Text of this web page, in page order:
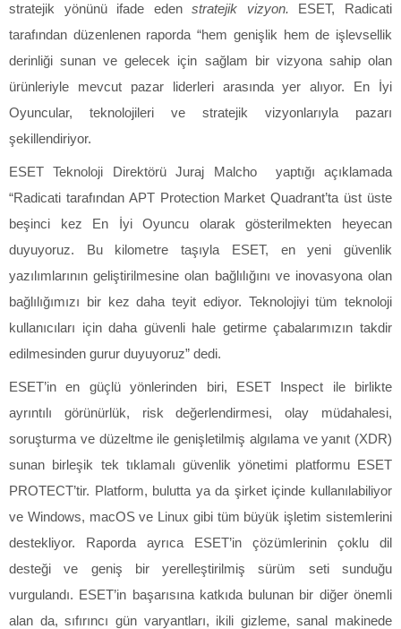
stratejik
yönünü ifade edenstratejik vizyon. ESET, Radicati
tarafından düzenlenen raporda “hem genişlik hem de işlevsellik
derinliği sunan ve gelecek için sağlam bir vizyona sahip olan
ürünleriyle mevcut pazar liderleri arasında yer alıyor. En İyi
Oyuncular, teknolojileri ve stratejik vizyonlarıyla pazarı
şekillendiriyor.
ESET Teknoloji Direktörü Juraj Malcho yaptığı açıklamada
“Radicati tarafından APT Protection Market Quadrant’ta üst üste
beşinci kez En İyi Oyuncu olarak gösterilmekten heyecan
duyuyoruz. Bu kilometre taşıyla ESET, en yeni güvenlik
yazılımlarının geliştirilmesine olan bağlılığını ve inovasyona olan
bağlılığımızı bir kez daha teyit ediyor. Teknolojiyi tüm teknoloji
kullanıcıları için daha güvenli hale getirme çabalarımızın takdir
edilmesinden gurur duyuyoruz” dedi.
ESET’in en güçlü yönlerinden biri, ESET Inspect ile birlikte
ayrıntılı görünürlük, risk değerlendirmesi, olay müdahalesi,
soruşturma ve düzeltme ile genişletilmiş algılama ve yanıt (XDR)
sunan birleşik tek tıklamalı güvenlik yönetimi platformu ESET
PROTECT’tir. Platform, bulutta ya da şirket içinde kullanılabiliyor
ve Windows, macOS ve Linux gibi tüm büyük işletim sistemlerini
destekliyor. Raporda ayrıca ESET’in çözümlerinin çoklu dil
desteği ve geniş bir yerelleştirilmiş sürüm seti sunduğu
vurgulandı. ESET’in başarısına katkıda bulunan bir diğer önemli
alan da, sıfırıncı gün varyantları, ikili gizleme, sanal makinede